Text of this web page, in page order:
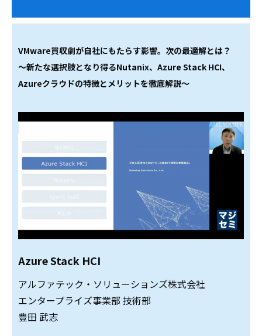
VMware買収劇が自社にもたらす影響。次の最適解とは？
～新たな選択肢となり得るNutanix、Azure Stack HCI、
Azureクラウドの特徴とメリットを徹底解説～
Azure Stack HCI
アルファテック・ソリューションズ株式会社
エンタープライズ事業部 技術部
豊田 武志